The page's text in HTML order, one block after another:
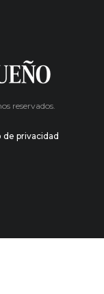
reservados.
de privacidad